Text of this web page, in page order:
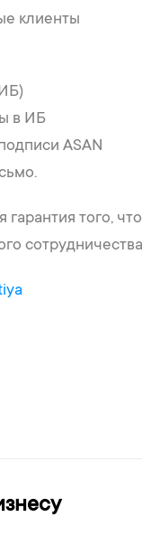
клиенты
в ИБ
ASAN
гарантия того,